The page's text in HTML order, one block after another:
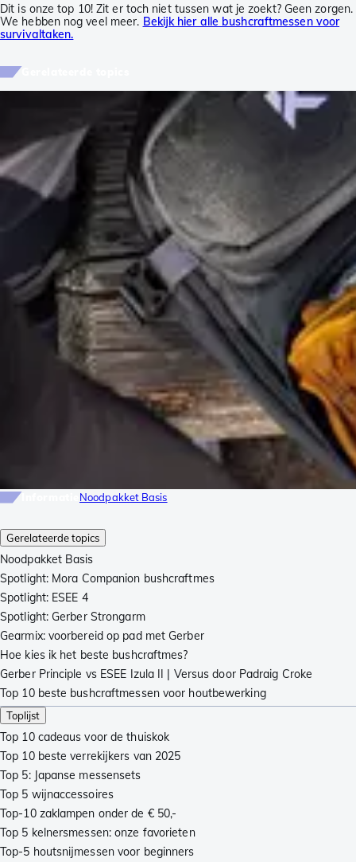
Gerelateerde topics
Noodpakket Basis
Spotlight: Mora Companion bushcraftmes
Spotlight: ESEE 4
Spotlight: Gerber Strongarm
Gearmix: voorbereid op pad met Gerber
Hoe kies ik het beste bushcraftmes?
Gerber Principle vs ESEE Izula II | Versus door Padraig Croke
Top 10 beste bushcraftmessen voor houtbewerking
Toplijst
Top 10 cadeaus voor de thuiskok
Top 10 beste verrekijkers van 2025
Top 5: Japanse messensets
Top 5 wijnaccessoires
Top-10 zaklampen onder de € 50,-
Top 5 kelnersmessen: onze favorieten
Top-5 houtsnijmessen voor beginners
Dit is onze top 10! Zit er toch niet tussen wat je zoekt? Geen zorgen.
We hebben nog veel meer. Bekijk hier alle bushcraftmessen voor
survivaltaken.
Noodpakket Basis